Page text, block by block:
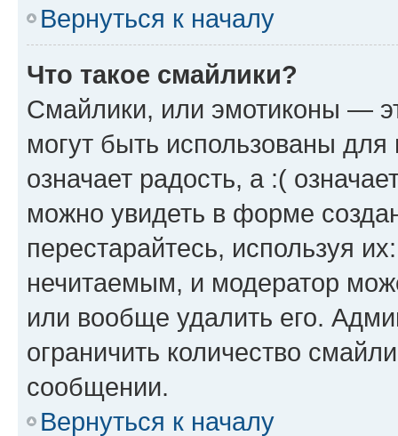
Вернуться к началу
Что такое смайлики?
Смайлики, или эмотиконы —
могут быть использованы
означает радость, а :(
можно увидеть в форме
перестарайтесь, используя
нечитаемым, и модератор
или вообще удалить его.
ограничить количество
сообщении.
Вернуться к началу